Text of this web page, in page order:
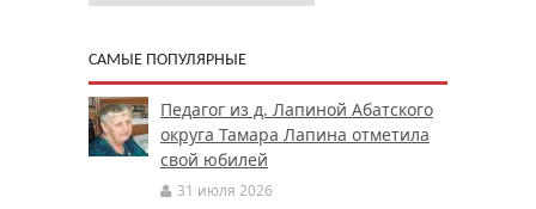
САМЫЕ ПОПУЛЯРНЫЕ
Педагог из д. Лапиной Абатского
округа Тамара Лапина отметила
свой юбилей
31 июля 2026